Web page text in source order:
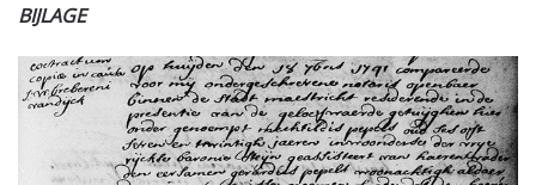
BIJLAGE